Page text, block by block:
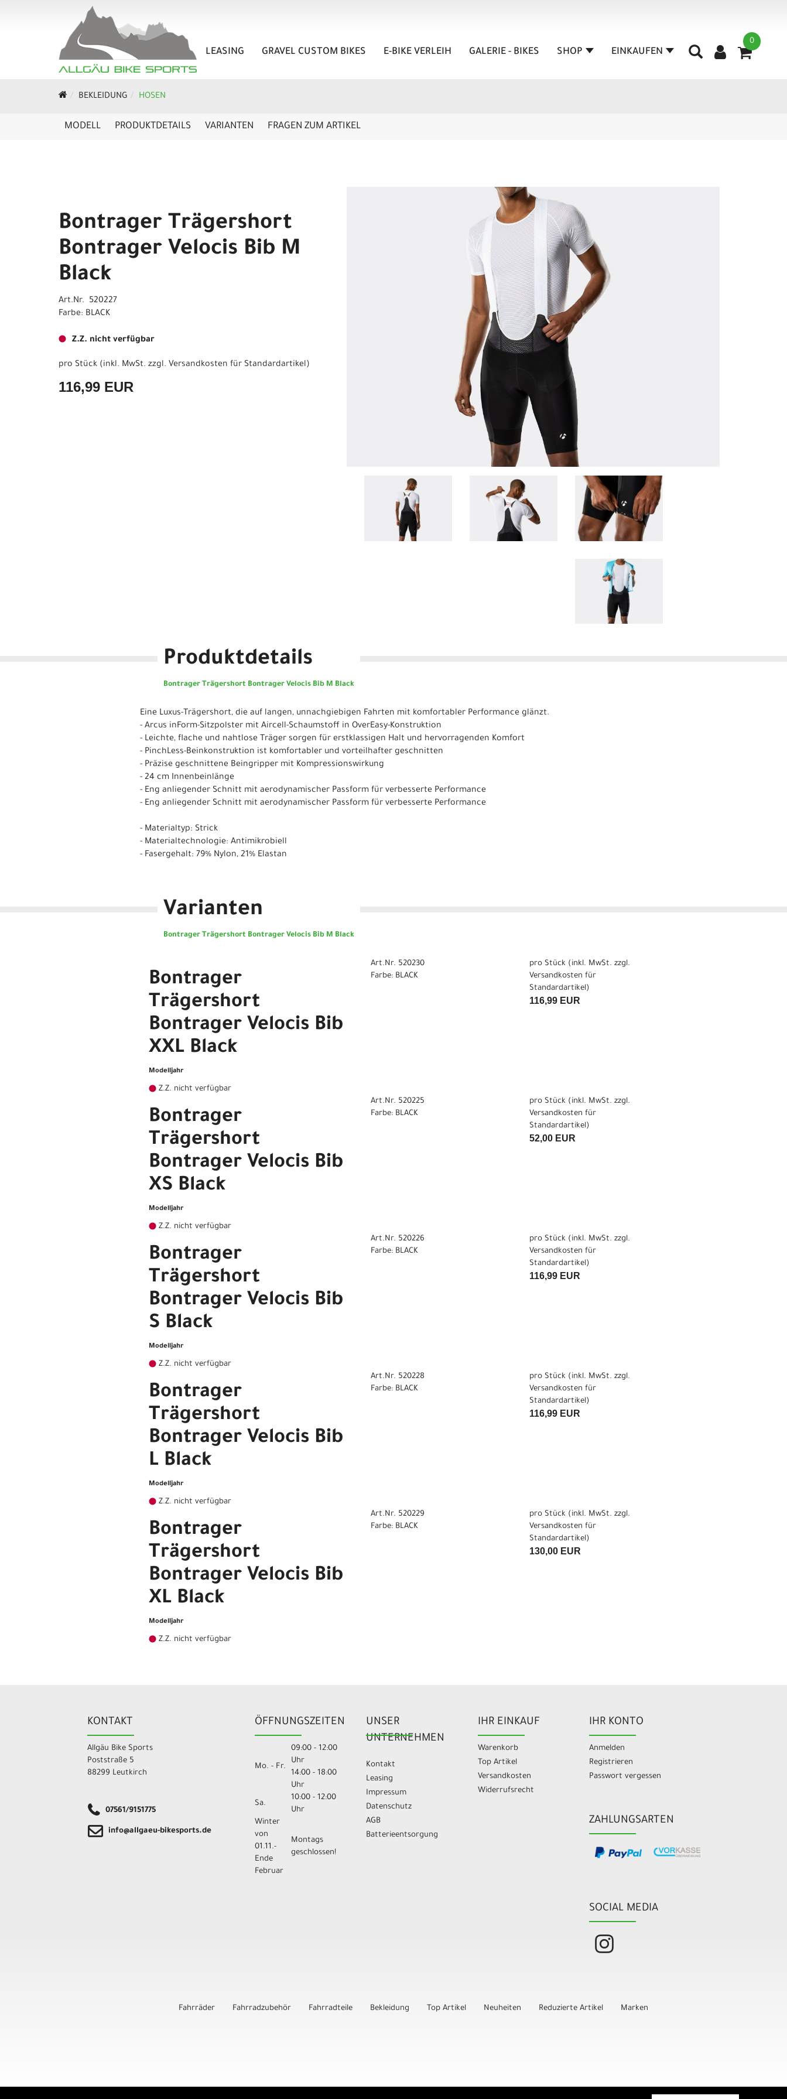
0
LEASING GRAVEL CUSTOM BIKES E-BIKE VERLEIH GALERIE - BIKES SHOP EINKAUFEN
BEKLEIDUNG HOSEN
MODELL PRODUKTDETAILS VARIANTEN FRAGEN ZUM ARTIKEL
Bontrager Trägershort
Bontrager Velocis Bib M
Black
Art.Nr. 520227
Farbe: BLACK
Z.Z. nicht verfügbar
pro Stück (inkl. MwSt. zzgl. Versandkosten für Standardartikel)
116,99 EUR
Produktdetails
Bontrager Trägershort Bontrager Velocis Bib M Black
Eine Luxus-Trägershort, die auf langen, unnachgiebigen Fahrten mit komfortabler Performance glänzt.
- Arcus inForm-Sitzpolster mit Aircell-Schaumstoff in OverEasy-Konstruktion
- Leichte, flache und nahtlose Träger sorgen für erstklassigen Halt und hervorragenden Komfort
- PinchLess-Beinkonstruktion ist komfortabler und vorteilhafter geschnitten
- Präzise geschnittene Beingripper mit Kompressionswirkung
- 24 cm Innenbeinlänge
- Eng anliegender Schnitt mit aerodynamischer Passform für verbesserte Performance
- Eng anliegender Schnitt mit aerodynamischer Passform für verbesserte Performance
- Materialtyp: Strick
- Materialtechnologie: Antimikrobiell
- Fasergehalt: 79% Nylon, 21% Elastan
Varianten
Bontrager Trägershort Bontrager Velocis Bib M Black
Bontrager
Trägershort
Bontrager Velocis Bib
XXL Black
Modelljahr
Z.Z. nicht verfügbar
Art.Nr. 520230
Farbe: BLACK
pro Stück (inkl. MwSt. zzgl.
Versandkosten für
Standardartikel)
116,99 EUR
Bontrager
Trägershort
Bontrager Velocis Bib
XS Black
Modelljahr
Z.Z. nicht verfügbar
Art.Nr. 520225
Farbe: BLACK
pro Stück (inkl. MwSt. zzgl.
Versandkosten für
Standardartikel)
52,00 EUR
Bontrager
Trägershort
Bontrager Velocis Bib
S Black
Modelljahr
Z.Z. nicht verfügbar
Art.Nr. 520226
Farbe: BLACK
pro Stück (inkl. MwSt. zzgl.
Versandkosten für
Standardartikel)
116,99 EUR
Bontrager
Trägershort
Bontrager Velocis Bib
L Black
Modelljahr
Z.Z. nicht verfügbar
Art.Nr. 520228
Farbe: BLACK
pro Stück (inkl. MwSt. zzgl.
Versandkosten für
Standardartikel)
116,99 EUR
Bontrager
Trägershort
Bontrager Velocis Bib
XL Black
Modelljahr
Z.Z. nicht verfügbar
Art.Nr. 520229
Farbe: BLACK
pro Stück (inkl. MwSt. zzgl.
Versandkosten für
Standardartikel)
130,00 EUR
KONTAKT
Allgäu Bike Sports
Poststraße 5
88299 Leutkirch
07561/9151775
info@allgaeu-bikesports.de
ÖFFNUNGSZEITEN
Mo. - Fr.
09:00 - 12:00
Uhr
14:00 - 18:00
Uhr
Sa.
10:00 - 12:00
Uhr
Winter
von
01.11.-
Ende
Februar
Montags
geschlossen!
UNSER
UNTERNEHMEN
Kontakt
Leasing
Impressum
Datenschutz
AGB
Batterieentsorgung
IHR EINKAUF
Warenkorb
Top Artikel
Versandkosten
Widerrufsrecht
IHR KONTO
Anmelden
Registrieren
Passwort vergessen
ZAHLUNGSARTEN
SOCIAL MEDIA
Fahrräder Fahrradzubehör Fahrradteile Bekleidung Top Artikel Neuheiten Reduzierte Artikel Marken